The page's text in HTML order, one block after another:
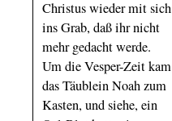
Christus wieder mit sich
ins Grab, daß ihr nicht
mehr gedacht werde.
Um die Vesper-Zeit kam
das Täublein Noah zum
Kasten, und siehe, ein